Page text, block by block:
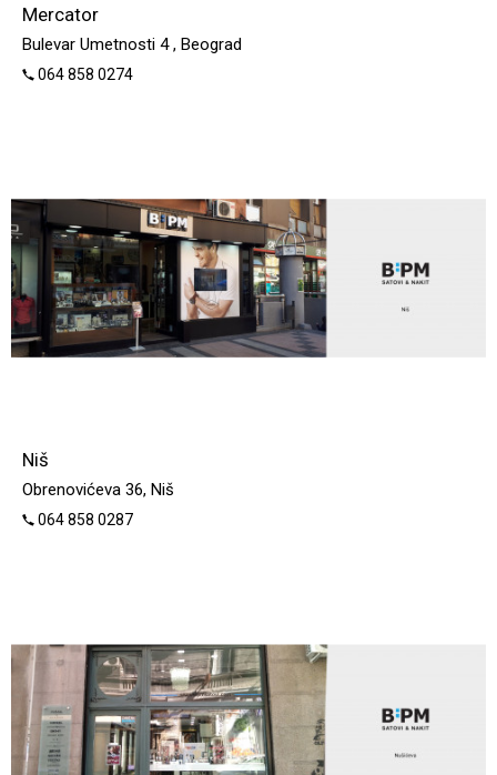
Mercator
Bulevar Umetnosti 4 , Beograd
064 858 0274
Niš
Obrenovićeva 36, Niš
064 858 0287